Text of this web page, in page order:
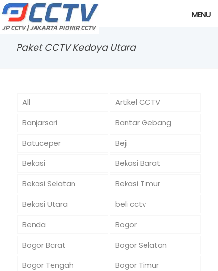
MENU
Paket CCTV Kedoya Utara
All
Artikel CCTV
Banjarsari
Bantar Gebang
Batuceper
Beji
Bekasi
Bekasi Barat
Bekasi Selatan
Bekasi Timur
Bekasi Utara
beli cctv
Benda
Bogor
Bogor Barat
Bogor Selatan
Bogor Tengah
Bogor Timur